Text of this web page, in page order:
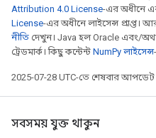
Attribution 4.0 License-এর অধীনে
License-এর অধীনে লাইসেন্স প্রাপ্ত।
নীতি দেখুন। Java হল Oracle এবং/
ট্রেডমার্ক। কিছু কন্টেন্ট NumPy লাইসেন্স
2025-07-28 UTC-তে শেষবার আপডেট
সবসময় যুক্ত থাকুন